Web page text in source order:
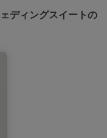
ディングスイートの